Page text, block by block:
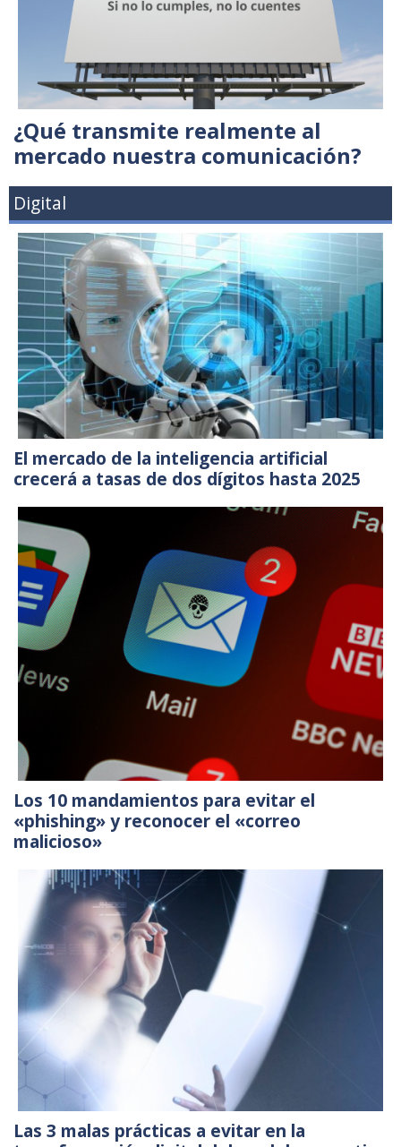
¿Qué transmite realmente al
mercado nuestra comunicación?
Digital
El mercado de la inteligencia artificial
crecerá a tasas de dos dígitos hasta 2025
Los 10 mandamientos para evitar el
«phishing» y reconocer el «correo
malicioso»
Las 3 malas prácticas a evitar en la